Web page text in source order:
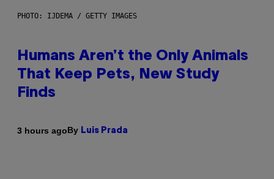
PHOTO: IJDEMA / GETTY IMAGES
Humans Aren’t the Only Animals
That Keep Pets, New Study
Finds
3 hours agoBy Luis Prada